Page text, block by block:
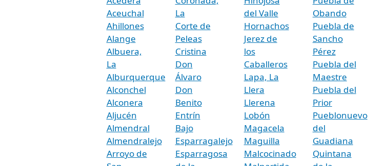
Aceuchal
Ahillones
Alange
Albuera,
La
Alburquerque
Alconchel
Alconera
Aljucén
Almendral
Almendralejo
Arroyo de
La
Corte de
Peleas
Cristina
Don
Álvaro
Don
Benito
Entrín
Bajo
Esparragalejo
Esparragosa
del Valle
Hornachos
Jerez de
los
Caballeros
Lapa, La
Llera
Llerena
Lobón
Magacela
Maguilla
Malcocinado
Obando
Puebla de
Sancho
Pérez
Puebla del
Maestre
Puebla del
Prior
Pueblonuevo
del
Guadiana
Quintana